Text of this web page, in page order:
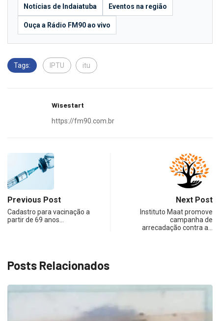
Notícias de Indaiatuba Eventos na região
Ouça a Rádio FM90 ao vivo
Tags: IPTU itu
Wisestart
https://fm90.com.br
Previous Post
Cadastro para vacinação a
partir de 69 anos…
Next Post
Instituto Maat promove
campanha de
arrecadação contra a…
Posts Relacionados